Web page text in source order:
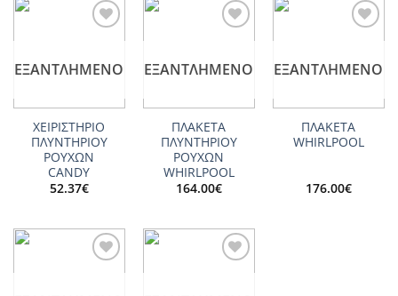
ΕΞΑΝΤΛΗΜΈΝΟ
ΧΕΙΡΙΣΤΗΡΙΟ
ΠΛΥΝΤΗΡΙΟΥ
ΡΟΥΧΩΝ
CANDY
52.37€
ΕΞΑΝΤΛΗΜΈΝΟ
ΠΛΑΚΕΤΑ
ΠΛΥΝΤΗΡΙΟΥ
ΡΟΥΧΩΝ
WHIRLPOOL
164.00€
ΕΞΑΝΤΛΗΜΈΝΟ
ΠΛΑΚΕΤΑ
WHIRLPOOL
176.00€